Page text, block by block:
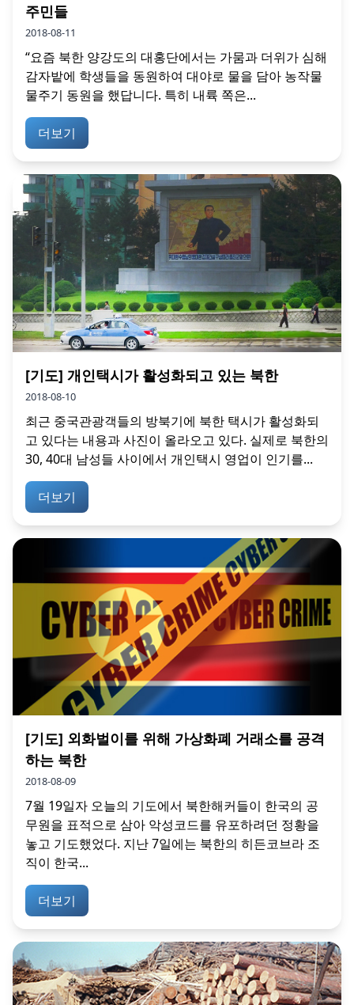
주민들
2018-08-11
“요즘 북한 양강도의 대홍단에서는 가뭄과 더위가 심해
감자밭에 학생들을 동원하여 대야로 물을 담아 농작물
물주기 동원을 했답니다. 특히 내륙 쪽은...
더보기
[기도] 개인택시가 활성화되고 있는 북한
2018-08-10
최근 중국관광객들의 방북기에 북한 택시가 활성화되
고 있다는 내용과 사진이 올라오고 있다. 실제로 북한의
30, 40대 남성들 사이에서 개인택시 영업이 인기를...
더보기
[기도] 외화벌이를 위해 가상화폐 거래소를 공격
하는 북한
2018-08-09
7월 19일자 오늘의 기도에서 북한해커들이 한국의 공
무원을 표적으로 삼아 악성코드를 유포하려던 정황을
놓고 기도했었다. 지난 7일에는 북한의 히든코브라 조
직이 한국...
더보기